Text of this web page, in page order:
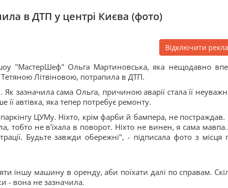
в ДТП у центрі Києва (фото)
Відключити
"МастерШеф" Ольга Мартиновська, яка нещодавно
Літвіновою, потрапила в ДТП.
зазначила сама Ольга, причиною аварії стала її
автівка, яка тепер потребує ремонту.
ЦУМу. Ніхто, крім фарби й бампера, не постраждав.
тобто не в'їхала в поворот. Ніхто не винен, я сама
Будьте завжди обережні", - підписала фото з місця
іншу машину в оренду, аби поїхати далі по справам.
- вона не зазначила.